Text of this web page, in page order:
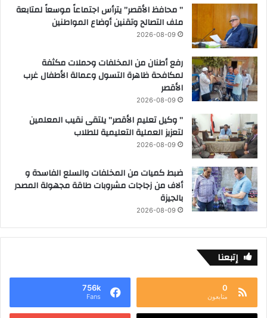
” محافظ الأقصر” يترأس اجتماعاً موسعاً لمتابعة
ملف التصالح وتقنين أوضاع المواطنين
2026-08-09
رفع أطنان من المخلفات وحملات مكثفة
لمكافحة ظاهرة التسول وعمالة الأطفال غرب
الأقصر
2026-08-09
” وكيل تعليم الأقصر” يلتقى نقيب المعلمين
لتعزيز العملية التعليمية للطلاب
2026-08-09
ضبط كميات من المخلفات والسلع الفاسدة و
ألاف من زجاجات مشروبات طاقة مجهولة المصدر
بالجيزة
2026-08-09
إتبعنا
0
متابعون
756k
Fans